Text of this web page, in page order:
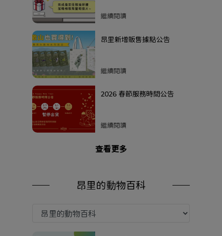
禮，加碼領取限量明信片
繼續閱讀
昂里新增販售據點公告
繼續閱讀
2026 春節服務時間公告
繼續閱讀
查看更多
昂里的動物百科